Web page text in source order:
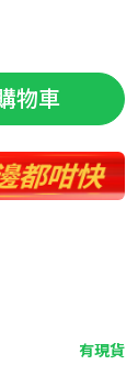
物車
有現貨